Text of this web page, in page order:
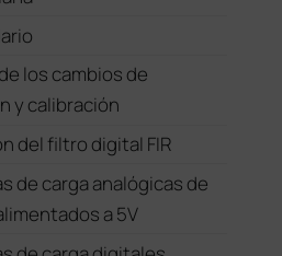
los cambios de
y calibración
del filtro digital FIR
de carga analógicas de
a 5V